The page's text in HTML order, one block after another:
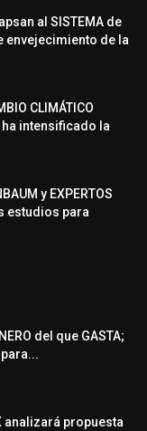
al SISTEMA de
envejecimiento de la
CLIMÁTICO
intensificado la
y EXPERTOS
estudios para
del que GASTA;
analizará propuesta